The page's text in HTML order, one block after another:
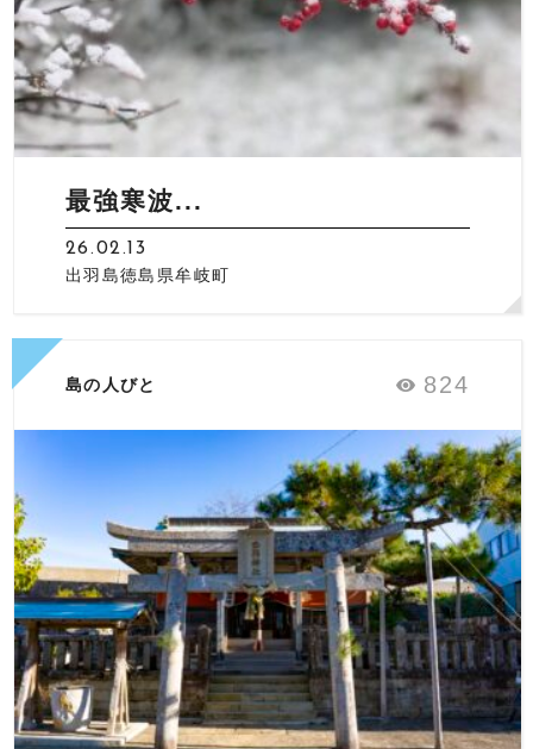
最強寒波...
26.02.13
出羽島徳島県牟岐町
島の人びと 824